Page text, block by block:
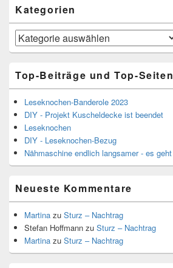
Kategorien
Kategorien
Top-Beiträge und Top-Seiten
Leseknochen-Banderole 2023
DIY - Projekt Kuscheldecke ist beendet
Leseknochen
DIY - Leseknochen-Bezug
Nähmaschine endlich langsamer - es geht
Neueste Kommentare
Martina zu Sturz – Nachtrag
Stefan Hoffmann zu Sturz – Nachtrag
Martina zu Sturz – Nachtrag